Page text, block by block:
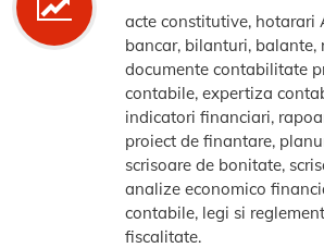
acte constitutive, hotarari
bancar, bilanturi,
documente contabilitate
contabile, expertiza
indicatori financiari,
proiect de finantare,
scrisoare de bonitate,
analize economico
contabile, legi si
fiscalitate.